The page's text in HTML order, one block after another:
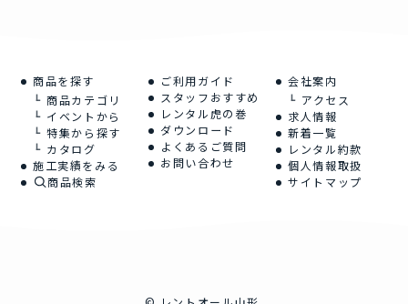
商品を探す
商品カテゴリ
イベントから
特集から探す
カタログ
施工実績をみる
商品検索
ご利用ガイド
スタッフおすすめ
レンタル虎の巻
ダウンロード
よくあるご質問
お問い合わせ
会社案内
アクセス
求人情報
新着一覧
レンタル約款
個人情報取扱
サイトマップ